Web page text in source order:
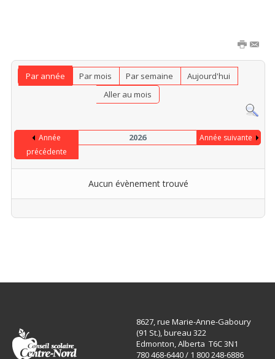
Par année Par mois Par semaine
Aujourd'hui
Aller au mois
Année
précédente
2026 Année suivante
Aucun évènement trouvé
Limite de la pagination
8627, rue Marie-Anne-Gaboury
(91 St.), bureau 322
Edmonton, Alberta T6C 3N1
780 468-6440 / 1 800 248-6886